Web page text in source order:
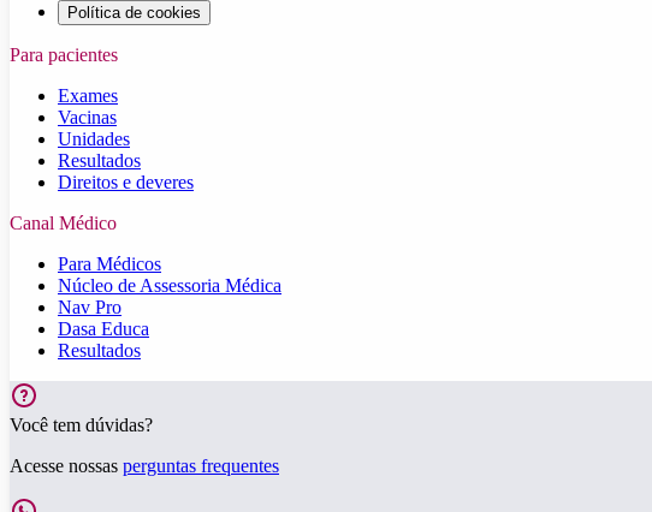
Política de cookies
Para pacientes
Exames
Vacinas
Unidades
Resultados
Direitos e deveres
Canal Médico
Para Médicos
Núcleo de Assessoria Médica
Nav Pro
Dasa Educa
Resultados
Você tem dúvidas?
Acesse nossas perguntas frequentes